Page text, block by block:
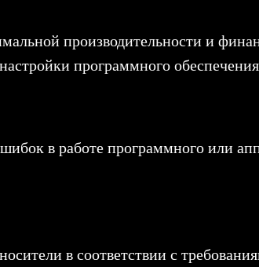
производительности и
программного обеспечения
в работе программного или
в соответствии с